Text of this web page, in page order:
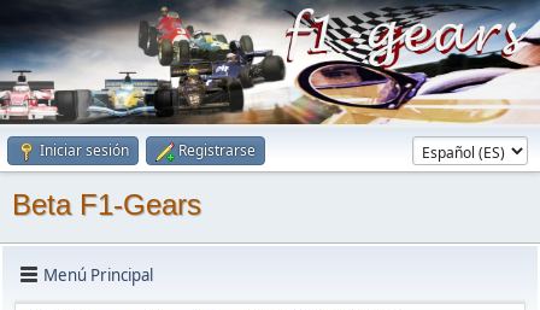
Iniciar sesión Registrarse
Beta F1-Gears
Menú Principal